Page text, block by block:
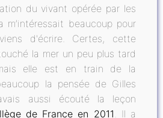
du vivant opérée par les
m’intéressait beaucoup pour
d'écrire. Certes, cette
la mer un peu plus tard
elle est en train de la
la pensée de Gilles
aussi écouté la leçon
de France en 2011. Il a